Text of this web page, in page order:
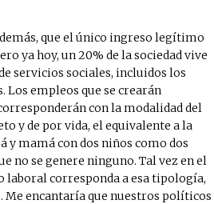
que el único ingreso legítimo
ya hoy, un 20% de la sociedad vive
servicios sociales, incluidos los
Los empleos que se crearán
con la modalidad del
y de por vida, el equivalente a la
y mamá con dos niños como dos
no se genere ninguno. Tal vez en el
laboral corresponda a esa tipología,
Me encantaría que nuestros políticos